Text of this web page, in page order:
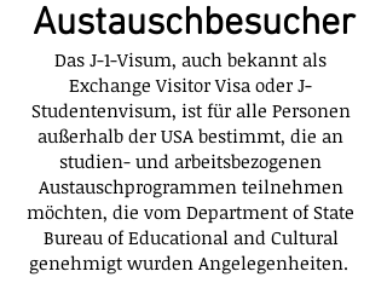
Austauschbesucher
Das J-1-Visum, auch bekannt als
Exchange Visitor Visa oder J-
Studentenvisum, ist für alle Personen
außerhalb der USA bestimmt, die an
studien- und arbeitsbezogenen
Austauschprogrammen teilnehmen
möchten, die vom Department of State
Bureau of Educational and Cultural
genehmigt wurden Angelegenheiten.